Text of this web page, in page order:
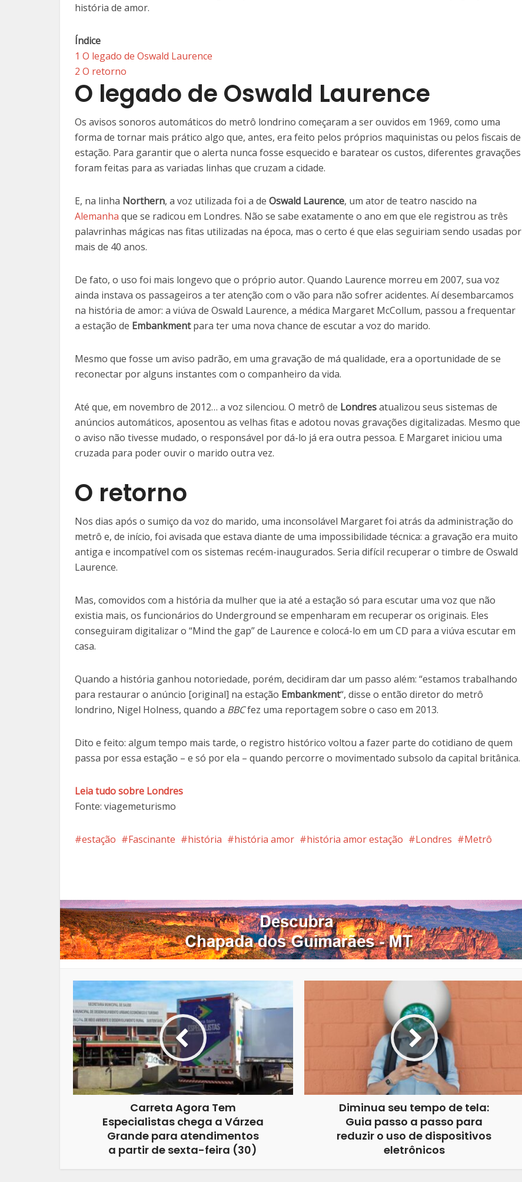
história de amor.
Índice
1 O legado de Oswald Laurence
2 O retorno
O legado de Oswald Laurence
Os avisos sonoros automáticos do metrô londrino começaram a ser ouvidos em 1969, como uma
forma de tornar mais prático algo que, antes, era feito pelos próprios maquinistas ou pelos fiscais de
estação. Para garantir que o alerta nunca fosse esquecido e baratear os custos, diferentes gravações
foram feitas para as variadas linhas que cruzam a cidade.
E, na linha Northern, a voz utilizada foi a de Oswald Laurence, um ator de teatro nascido na
Alemanha que se radicou em Londres. Não se sabe exatamente o ano em que ele registrou as três
palavrinhas mágicas nas fitas utilizadas na época, mas o certo é que elas seguiriam sendo usadas por
mais de 40 anos.
De fato, o uso foi mais longevo que o próprio autor. Quando Laurence morreu em 2007, sua voz
ainda instava os passageiros a ter atenção com o vão para não sofrer acidentes. Aí desembarcamos
na história de amor: a viúva de Oswald Laurence, a médica Margaret McCollum, passou a frequentar
a estação de Embankmentpara ter uma nova chance de escutar a voz do marido.
Mesmo que fosse um aviso padrão, em uma gravação de má qualidade, era a oportunidade de se
reconectar por alguns instantes com o companheiro da vida.
Até que, em novembro de 2012… a voz silenciou. O metrô de Londresatualizou seus sistemas de
anúncios automáticos, aposentou as velhas fitas e adotou novas gravações digitalizadas. Mesmo que
o aviso não tivesse mudado, o responsável por dá-lo já era outra pessoa. E Margaret iniciou uma
cruzada para poder ouvir o marido outra vez.
O retorno
Nos dias após o sumiço da voz do marido, uma inconsolável Margaret foi atrás da administração do
metrô e, de início, foi avisada que estava diante de uma impossibilidade técnica: a gravação era muito
antiga e incompatível com os sistemas recém-inaugurados. Seria difícil recuperar o timbre de Oswald
Laurence.
Mas, comovidos com a história da mulher que ia até a estação só para escutar uma voz que não
existia mais, os funcionários do Underground se empenharam em recuperar os originais. Eles
conseguiram digitalizar o “Mind the gap” de Laurence e colocá-lo em um CD para a viúva escutar em
casa.
Quando a história ganhou notoriedade, porém, decidiram dar um passo além: “estamos trabalhando
para restaurar o anúncio [original] na estação Embankment“, disse o então diretor do metrô
londrino, Nigel Holness, quando a BBCfez uma reportagem sobre o caso em 2013.
Dito e feito: algum tempo mais tarde, o registro histórico voltou a fazer parte do cotidiano de quem
passa por essa estação – e só por ela – quando percorre o movimentado subsolo da capital britânica.
Leia tudo sobre Londres
Fonte: viagemeturismo
estação Fascinante história história amor história amor estação Londres Metrô
Carreta Agora Tem
Especialistas chega a Várzea
Grande para atendimentos
a partir de sexta-feira (30)
Diminua seu tempo de tela:
Guia passo a passo para
reduzir o uso de dispositivos
eletrônicos